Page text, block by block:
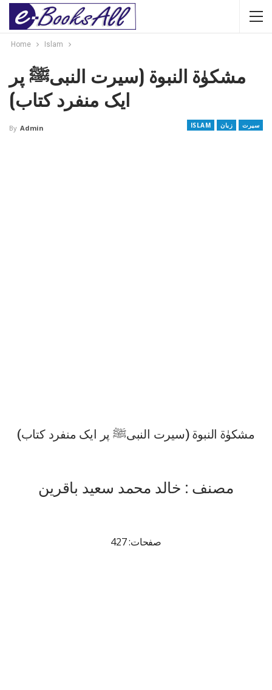
Home Islam
مشکوٰۃ النبوۃ (سیرت النبیﷺ پر
ایک منفرد کتاب)
ISLAM زبان سیرت By Admin
مشکوٰۃ النبوۃ (سیرت النبیﷺ پر ایک منفرد کتاب)
مصنف : خالد محمد سعید باقرین
صفحات: 427